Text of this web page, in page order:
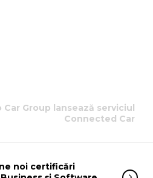
Car Group lansează serviciul
Connected Car
noi certificări